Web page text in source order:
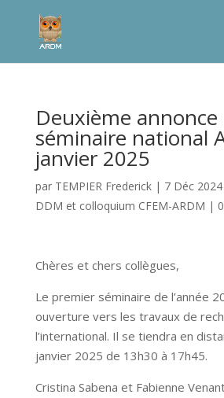
Deuxième annonce
séminaire national
janvier 2025
par TEMPIER Frederick| 7 Déc 2024
DDM et colloquium CFEM-ARDM |
Chères et chers collègues,
Le premier séminaire de l’année
ouverture vers les travaux de
l’international. Il se tiendra en
janvier 2025 de 13h30 à 17h45.
Cristina Sabena et Fabienne